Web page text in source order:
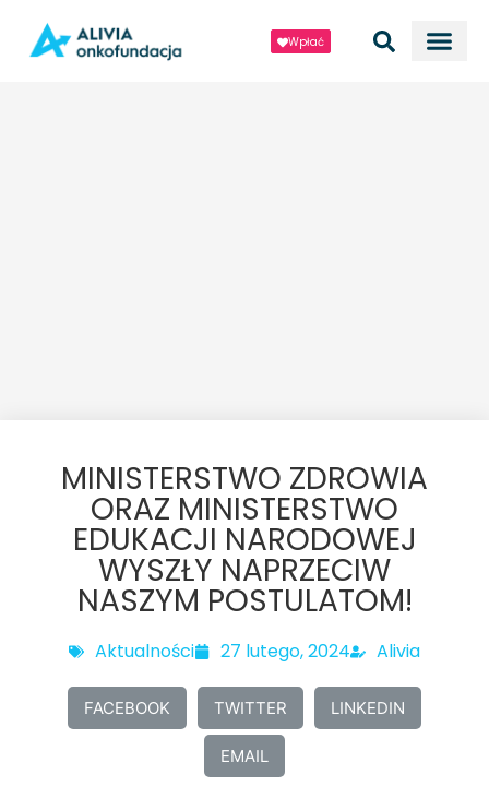
Wpłać
MINISTERSTWO ZDROWIA
ORAZ MINISTERSTWO
EDUKACJI NARODOWEJ
WYSZŁY NAPRZECIW
NASZYM POSTULATOM!
Aktualności 27 lutego, 2024 Alivia
FACEBOOK TWITTER LINKEDIN
EMAIL